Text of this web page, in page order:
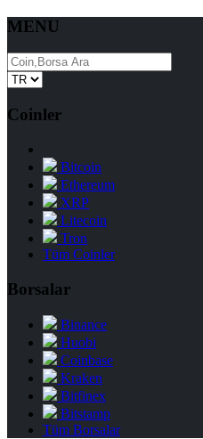
MENU
Coinler
Bitcoin
Ethereum
XRP
Litecoin
Tron
Tüm Coinler
Borsalar
Binance
Huobi
Coinbase
Kraken
Bitfinex
Bitstamp
Tüm Borsalar